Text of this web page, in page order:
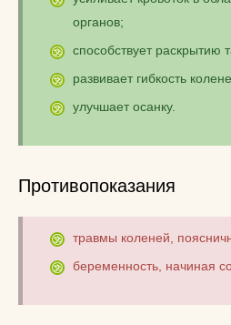
органов;
способствует раскрытию
развивает гибкость
улучшает осанку.
Противопоказания
травмы коленей,
беременность, начиная